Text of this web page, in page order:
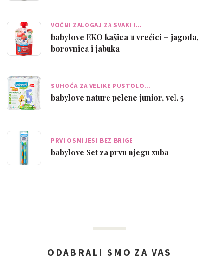
VOĆNI ZALOGAJ ZA SVAKI I…
babylove EKO kašica u vrećici – jagoda,
borovnica i jabuka
SUHOĆA ZA VELIKE PUSTOLO…
babylove nature pelene junior, vel. 5
PRVI OSMIJESI BEZ BRIGE
babylove Set za prvu njegu zuba